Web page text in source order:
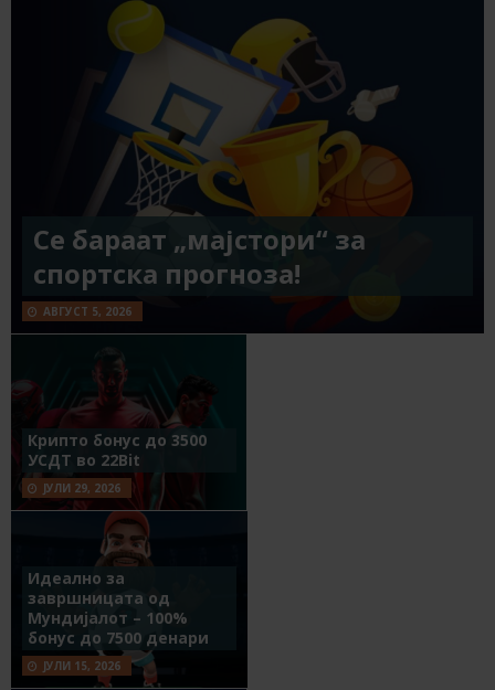
Се бараат „мајстори“ за
спортска прогноза!
АВГУСТ 5, 2026
Крипто бонус до 3500
УСДТ во 22Bit
ЈУЛИ 29, 2026
Идеално за
завршницата од
Мундијалот – 100%
бонус до 7500 денари
ЈУЛИ 15, 2026